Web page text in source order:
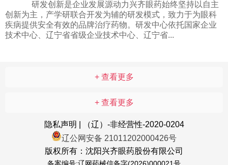
研发创新是企业发展源动力兴齐眼药始终坚持以自主
创新为主，产学研联合开发为辅的研发模式，致力于为眼科
疾病提供安全有效的品牌治疗药物。研发中心依托国家企业
技术中心、辽宁省省级企业技术中心、辽宁省...
+ 查看更多
+ 查看更多
隐私声明 | （辽）-非经营性-2020-0204
辽公网安备 21011202000426号
版权所有：沈阳兴齐眼药股份有限公司
备案编号:辽网药械信备字(2026)000021号